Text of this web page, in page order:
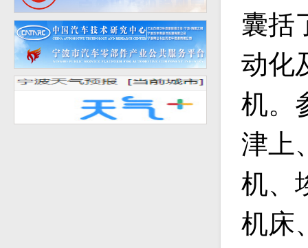
囊括
动化
机。
津上
机、
机床